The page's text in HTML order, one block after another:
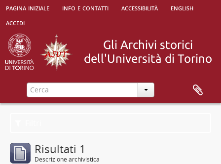
pagina iniziale info e contatti accessibilità
english
accedi
Risultati 1
Descrizione archivistica